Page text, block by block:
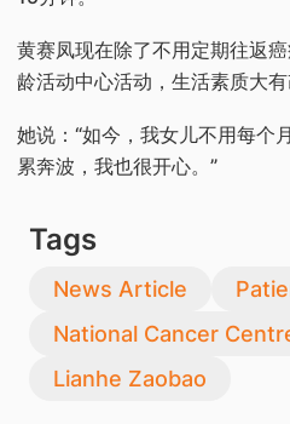
黄赛凤现在除了不用定期往返
龄活动中心活动，生活素质大有
她说：“如今，我女儿不用每个
累奔波，我也很开心。”
Tags
News Article
National Cancer
Lianhe Zaobao